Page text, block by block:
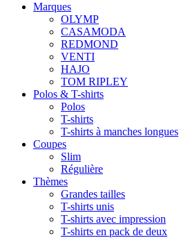
Marques
OLYMP
CASAMODA
REDMOND
VENTI
HAJO
TOM RIPLEY
Polos & T-shirts
Polos
T-shirts
T-shirts à manches longues
Coupes
Slim
Régulière
Thèmes
Grandes tailles
T-shirts unis
T-shirts avec impression
T-shirts en pack de deux